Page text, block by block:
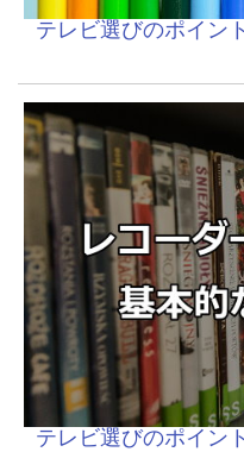
テレビ選びのポイン
テレビ選びのポイン